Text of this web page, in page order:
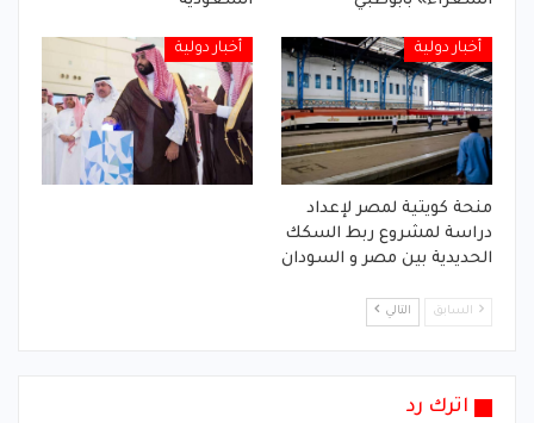
أخبار دولية
منحة كويتية لمصر لإعداد
دراسة لمشروع ربط السكك
الحديدية بين مصر و السودان
أخبار دولية
السابق التالي
اترك رد